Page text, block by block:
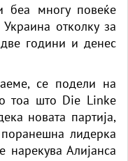
беа многу повеќе
отколку за
години и денес
се подели на
тоа што Die Linke
новата партија,
лидерка
нарекува Алијанса